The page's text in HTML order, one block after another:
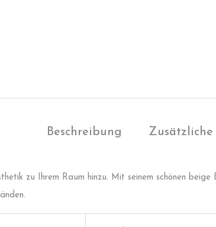
Beschreibung
zu Ihrem Raum hinzu. Mit seinem schönen